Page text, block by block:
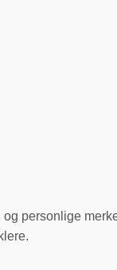
personlige